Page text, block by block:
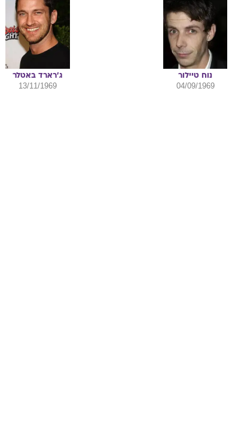
המכילה את כוחות הרשע הגרועים והמסוכנים ביותר.
מגיעה לאפריקה, לאזור הנקרא "עריסת החיים". היא
לפני שזו תיפול לידיו של חתן פרס נובל, המדען
מתכנן לרתום את הכוחות הכלואים בתוך התיבה
בינו ובין הגשמת החלום הזדוני שלו עומדת שודדת
לארה קרופט חוזרת...